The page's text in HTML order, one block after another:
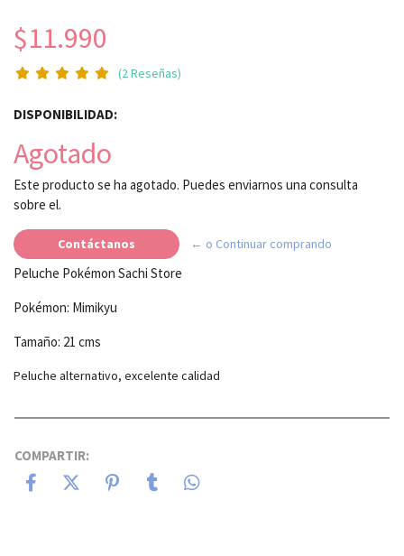
$11.990
(2 Reseñas)
DISPONIBILIDAD:
Agotado
Este producto se ha agotado. Puedes enviarnos una consulta
sobre el.
Contáctanos ← o Continuar comprando
Peluche Pokémon Sachi Store
Pokémon: Mimikyu
Tamaño: 21 cms
Peluche alternativo, excelente calidad
COMPARTIR: